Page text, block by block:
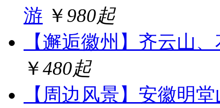
游 ￥ 980起
【邂逅徽州】齐云山
￥480起
【周边风景】安徽明